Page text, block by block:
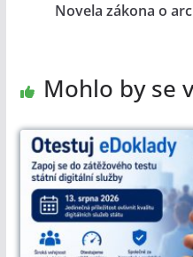
Novela zákona o
Mohlo by se